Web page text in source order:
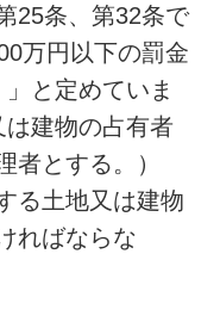
25条、第32条で
万円以下の罰金
と定めていま
建物の占有者
者とする。）
る土地又は建物
ればならな